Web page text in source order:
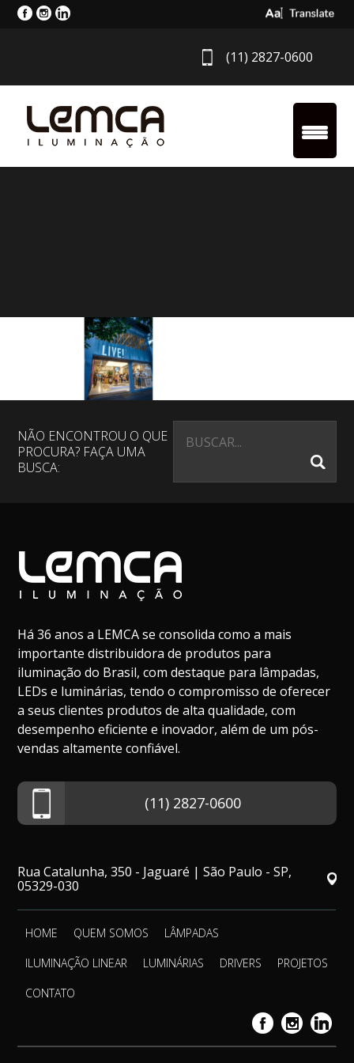
Select
(11) 2827-0600
NÃO ENCONTROU O QUE
PROCURA? FAÇA UMA
BUSCA:
Há 36 anos a LEMCA se consolida como a mais
importante distribuidora de produtos para
iluminação do Brasil, com destaque para lâmpadas,
LEDs e luminárias, tendo o compromisso de oferecer
a seus clientes produtos de alta qualidade, com
desempenho eficiente e inovador, além de um pós-
vendas altamente confiável.
(11) 2827-0600
Rua Catalunha, 350 - Jaguaré | São Paulo - SP,
05329-030
HOME QUEM SOMOS
LÂMPADAS
ILUMINAÇÃO LINEAR
LUMINÁRIAS DRIVERS
PROJETOS
CONTATO